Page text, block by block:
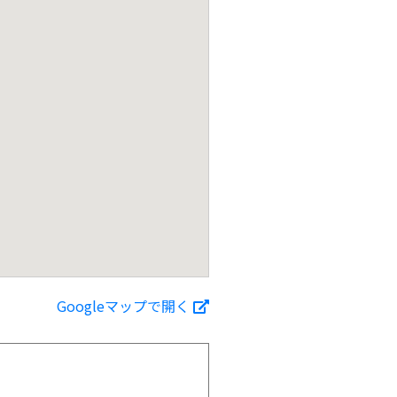
Googleマップで開く